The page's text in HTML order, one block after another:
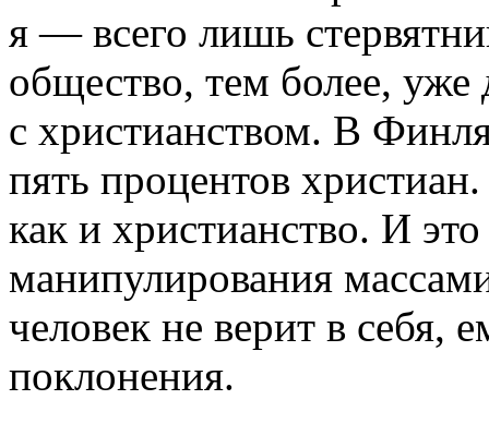
я — всего лишь
общество, тем более, уже
с христианством. В
пять процентов
как и христианство. И
манипулирования
человек не верит в себя,
поклонения.